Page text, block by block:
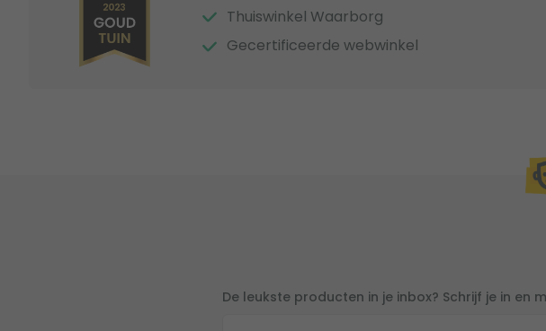
Thuiswinkel Waarborg
Gecertificeerde webwinkel
De leukste producten in je inbox? Schrijf je in